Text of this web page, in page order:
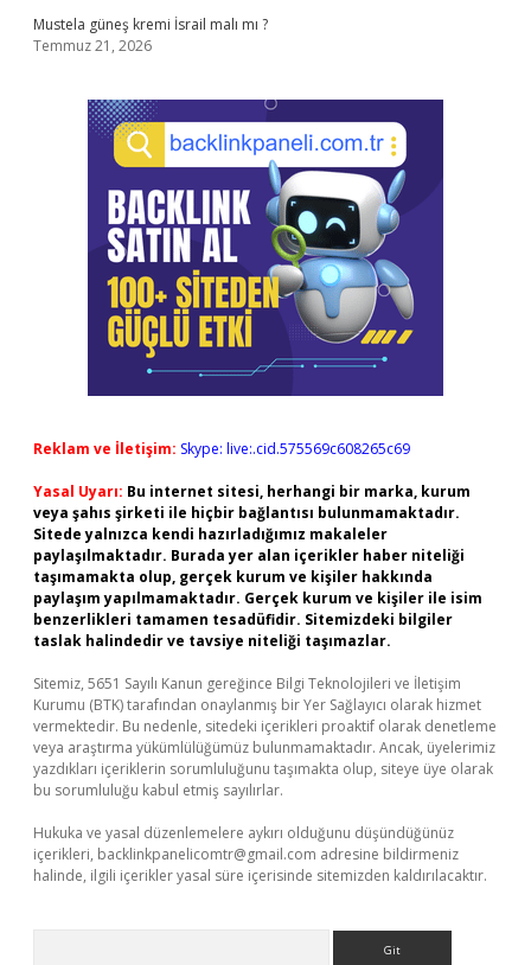
Mustela güneş kremi İsrail malı mı ?
Temmuz 21, 2026
Reklam ve İletişim: Skype: live:.cid.575569c608265c69
Yasal Uyarı: Bu internet sitesi, herhangi bir marka, kurum
veya şahıs şirketi ile hiçbir bağlantısı bulunmamaktadır.
Sitede yalnızca kendi hazırladığımız makaleler
paylaşılmaktadır. Burada yer alan içerikler haber niteliği
taşımamakta olup, gerçek kurum ve kişiler hakkında
paylaşım yapılmamaktadır. Gerçek kurum ve kişiler ile isim
benzerlikleri tamamen tesadüfidir. Sitemizdeki bilgiler
taslak halindedir ve tavsiye niteliği taşımazlar.
Sitemiz, 5651 Sayılı Kanun gereğince Bilgi Teknolojileri ve İletişim
Kurumu (BTK) tarafından onaylanmış bir Yer Sağlayıcı olarak hizmet
vermektedir. Bu nedenle, sitedeki içerikleri proaktif olarak denetleme
veya araştırma yükümlülüğümüz bulunmamaktadır. Ancak, üyelerimiz
yazdıkları içeriklerin sorumluluğunu taşımakta olup, siteye üye olarak
bu sorumluluğu kabul etmiş sayılırlar.
Hukuka ve yasal düzenlemelere aykırı olduğunu düşündüğünüz
içerikleri, backlinkpanelicomtr@gmail.com adresine bildirmeniz
halinde, ilgili içerikler yasal süre içerisinde sitemizden kaldırılacaktır.